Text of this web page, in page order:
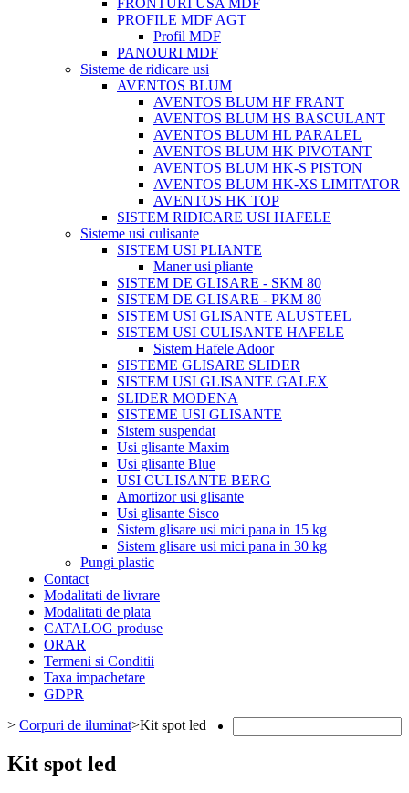
FRONTURI USA MDF
PROFILE MDF AGT
Profil MDF
PANOURI MDF
Sisteme de ridicare usi
AVENTOS BLUM
AVENTOS BLUM HF FRANT
AVENTOS BLUM HS BASCULANT
AVENTOS BLUM HL PARALEL
AVENTOS BLUM HK PIVOTANT
AVENTOS BLUM HK-S PISTON
AVENTOS BLUM HK-XS LIMITATOR
AVENTOS HK TOP
SISTEM RIDICARE USI HAFELE
Sisteme usi culisante
SISTEM USI PLIANTE
Maner usi pliante
SISTEM DE GLISARE - SKM 80
SISTEM DE GLISARE - PKM 80
SISTEM USI GLISANTE ALUSTEEL
SISTEM USI CULISANTE HAFELE
Sistem Hafele Adoor
SISTEME GLISARE SLIDER
SISTEM USI GLISANTE GALEX
SLIDER MODENA
SISTEME USI GLISANTE
Sistem suspendat
Usi glisante Maxim
Usi glisante Blue
USI CULISANTE BERG
Amortizor usi glisante
Usi glisante Sisco
Sistem glisare usi mici pana in 15 kg
Sistem glisare usi mici pana in 30 kg
Pungi plastic
Contact
Modalitati de livrare
Modalitati de plata
CATALOG produse
ORAR
Termeni si Conditii
Taxa impachetare
GDPR
> Corpuri de iluminat>Kit spot led
Kit spot led